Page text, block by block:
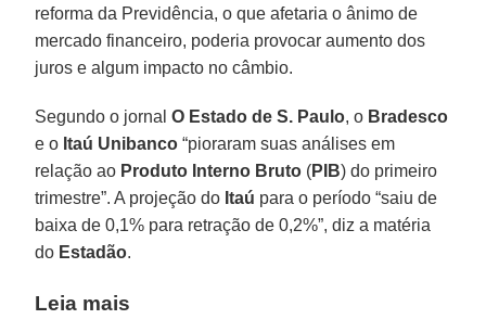
reforma da Previdência, o que afetaria o ânimo de
mercado financeiro, poderia provocar aumento dos
juros e algum impacto no câmbio.
Segundo o jornalO Estado de S. Paulo, o Bradesco
e o Itaú Unibanco “pioraram suas análises em
relação ao Produto Interno Bruto (PIB) do primeiro
trimestre”. A projeção do Itaú para o período “saiu de
baixa de 0,1% para retração de 0,2%”, diz a matéria
do Estadão.
Leia mais